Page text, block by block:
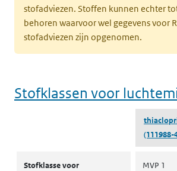
stofadviezen. Stoffen kunnen echter
behoren waarvoor wel gegevens voor
stofadviezen zijn opgenomen.
Stofklassen voor
(111988-
Stofklasse voor
MVP 1